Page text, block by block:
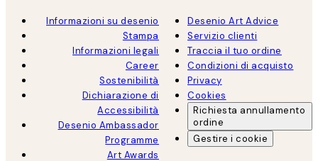
Informazioni su desenio
Stampa
Informazioni legali
Career
Sostenibilità
Dichiarazione di
Accessibilità
Desenio Ambassador
Programme
Art Awards
Desenio Art Advice
Servizio clienti
Traccia il tuo ordine
Condizioni di acquisto
Privacy
Cookies
Richiesta annullamento
ordine
Gestire i cookie